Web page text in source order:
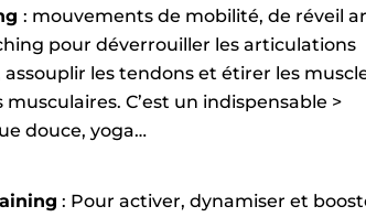
: mouvements de mobilité, de réveil
pour déverrouiller les articulations
les tendons et étirer les
musculaires. C’est un indispensable >
douce, yoga…
: Pour activer, dynamiser et